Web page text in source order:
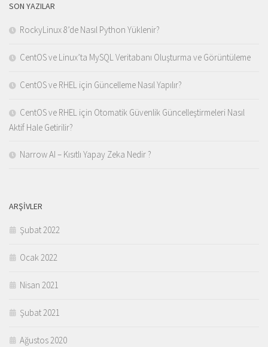
SON YAZILAR
RockyLinux 8’de Nasıl Python Yüklenir?
CentOS ve Linux’ta MySQL Veritabanı Oluşturma ve Görüntüleme
CentOS ve RHEL için Güncelleme Nasıl Yapılır?
CentOS ve RHEL için Otomatik Güvenlik Güncelleştirmeleri Nasıl
Aktif Hale Getirilir?
Narrow AI – Kısıtlı Yapay Zeka Nedir ?
ARŞIVLER
Şubat 2022
Ocak 2022
Nisan 2021
Şubat 2021
Ağustos 2020